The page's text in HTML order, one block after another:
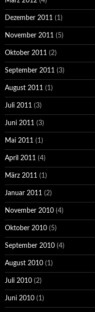
Dezember 2011 (1)
November 2011 (5)
Oktober 2011 (2)
September 2011 (3)
August 2011 (1)
Juli 2011 (3)
Juni 2011 (3)
Mai 2011 (1)
April 2011 (4)
März 2011 (1)
Januar 2011 (2)
November 2010 (4)
Oktober 2010 (5)
September 2010 (4)
August 2010 (1)
Juli 2010 (2)
Juni 2010 (1)